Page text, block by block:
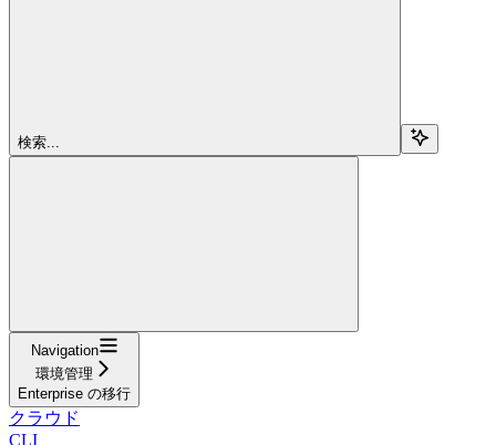
検索...
Navigation
環境管理
Enterprise の移行
クラウド
CLI